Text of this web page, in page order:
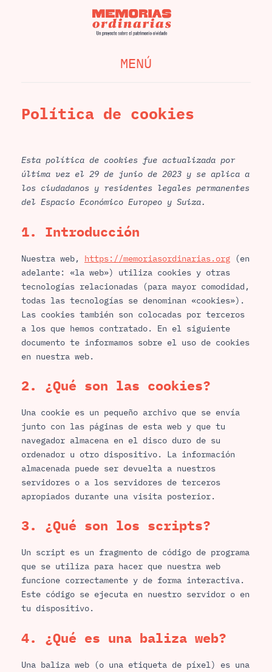
MENÚ
Política de cookies
Esta política de cookies fue actualizada por
última vez el 29 de junio de 2023 y se aplica a
los ciudadanos y residentes legales permanentes
del Espacio Económico Europeo y Suiza.
1. Introducción
Nuestra web, https://memoriasordinarias.org (en
adelante: «la web») utiliza cookies y otras
tecnologías relacionadas (para mayor comodidad,
todas las tecnologías se denominan «cookies»).
Las cookies también son colocadas por terceros
a los que hemos contratado. En el siguiente
documento te informamos sobre el uso de cookies
en nuestra web.
2. ¿Qué son las cookies?
Una cookie es un pequeño archivo que se envía
junto con las páginas de esta web y que tu
navegador almacena en el disco duro de su
ordenador u otro dispositivo. La información
almacenada puede ser devuelta a nuestros
servidores o a los servidores de terceros
apropiados durante una visita posterior.
3. ¿Qué son los scripts?
Un script es un fragmento de código de programa
que se utiliza para hacer que nuestra web
funcione correctamente y de forma interactiva.
Este código se ejecuta en nuestro servidor o en
tu dispositivo.
4. ¿Qué es una baliza web?
Una baliza web (o una etiqueta de píxel) es una